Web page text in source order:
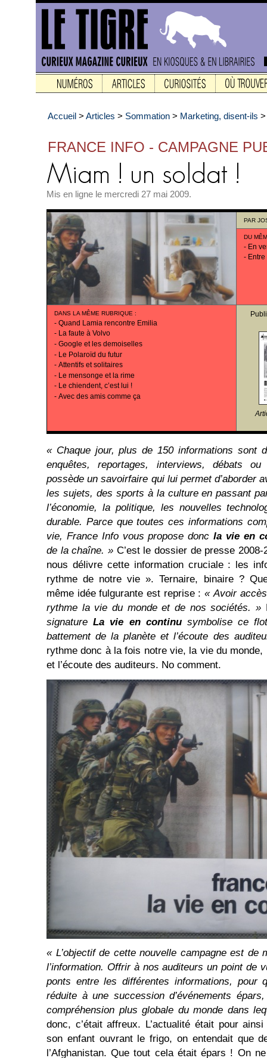
Accueil > Articles > Sommation > Marketing, disent-ils
FRANCE INFO - CAMPAGNE
Mis en ligne le mercredi 27 mai 2009.
PAR
DU
- En
-
DANS LA MÊME RUBRIQUE :
- Quand Lamia rencontre Emilia
- La faute à Volvo
- Google et les demoiselles
- Le Polaroïd du futur
- Attentifs et solitaires
- Le mensonge et la rime
- Le chiendent, c’est lui !
- Avec des amis comme ça
« Chaque jour, plus de 150 informations sont
enquêtes, reportages, interviews, débats
possède un savoirfaire qui lui permet d’aborder
les sujets, des sports à la culture en passant
l’économie, la politique, les nouvelles
durable. Parce que toutes ces informations
vie, France Info vous propose donc la vie en
de la chaîne. »C’est le dossier de presse 2008-
nous délivre cette information cruciale : les
rythme de notre vie ». Ternaire, binaire ?
même idée fulgurante est reprise :« Avoir
rythme la vie du monde et de nos sociétés. »
signatureLa vie en continu symbolise ce
battement de la planète et l’écoute des
rythme donc à la fois notre vie, la vie du monde,
et l’écoute des auditeurs. No comment.
« L’objectif de cette nouvelle campagne est de
l’information. Offrir à nos auditeurs un point de
ponts entre les différentes informations, pour
réduite à une succession d’événements
compréhension plus globale du monde dans
donc, c’était affreux. L’actualité était pour
son enfant ouvrant le frigo, on entendait que
l’Afghanistan. Que tout cela était épars ! On